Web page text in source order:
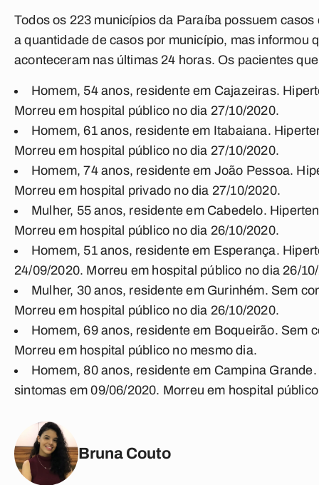
Todos os 223 municípios da Paraíba possuem
a quantidade de casos por município, mas informou
aconteceram nas últimas 24 horas. Os pacientes
Homem, 54 anos, residente em Cajazeiras.
Morreu em hospital público no dia 27/10/2020.
Homem, 61 anos, residente em Itabaiana.
Morreu em hospital público no dia 27/10/2020.
Homem, 74 anos, residente em João Pessoa.
Morreu em hospital privado no dia 27/10/2020.
Mulher, 55 anos, residente em Cabedelo.
Morreu em hospital público no dia 26/10/2020.
Homem, 51 anos, residente em Esperança.
24/09/2020. Morreu em hospital público no dia 26/
Mulher, 30 anos, residente em Gurinhém. Sem
Morreu em hospital público no dia 26/10/2020.
Homem, 69 anos, residente em Boqueirão. Sem
Morreu em hospital público no mesmo dia.
Homem, 80 anos, residente em Campina
sintomas em 09/06/2020. Morreu em hospital
Bruna Couto